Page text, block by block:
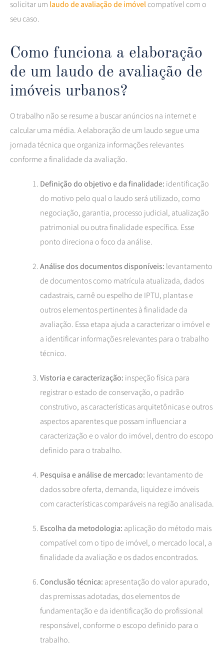
solicitar um laudo de avaliação de imóvelcompatível com o
seu caso.
Como funciona a elaboração
de um laudo de avaliação de
imóveis urbanos?
O trabalho não se resume a buscar anúncios na internet e
calcular uma média. A elaboração de um laudo segue uma
jornada técnica que organiza informações relevantes
conforme a finalidade da avaliação.
Definição do objetivo e da finalidade: identificação
do motivo pelo qual o laudo será utilizado, como
negociação, garantia, processo judicial, atualização
patrimonial ou outra finalidade específica. Esse
ponto direciona o foco da análise.
Análise dos documentos disponíveis: levantamento
de documentos como matrícula atualizada, dados
cadastrais, carnê ou espelho de IPTU, plantas e
outros elementos pertinentes à finalidade da
avaliação. Essa etapa ajuda a caracterizar o imóvel e
a identificar informações relevantes para o trabalho
técnico.
Vistoria e caracterização: inspeção física para
registrar o estado de conservação, o padrão
construtivo, as características arquitetônicas e outros
aspectos aparentes que possam influenciar a
caracterização e o valor do imóvel, dentro do escopo
definido para o trabalho.
Pesquisa e análise de mercado: levantamento de
dados sobre oferta, demanda, liquidez e imóveis
com características comparáveis na região analisada.
Escolha da metodologia: aplicação do método mais
compatível com o tipo de imóvel, o mercado local, a
finalidade da avaliação e os dados encontrados.
Conclusão técnica: apresentação do valor apurado,
das premissas adotadas, dos elementos de
fundamentação e da identificação do profissional
responsável, conforme o escopo definido para o
trabalho.